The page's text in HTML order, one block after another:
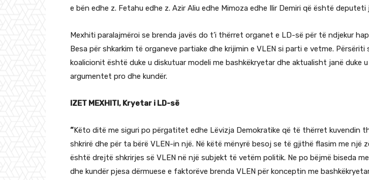
e bën edhe z. Fetahu edhe z. Azir Aliu edhe Mimoza edhe Ilir Demiri që është deputeti
Mexhiti paralajmëroi se brenda javës do t’i thërret organet e LD-së për të ndjekur
Besa për shkarkim të organeve partiake dhe krijimin e VLEN si parti e vetme. Përsëriti
koalicionit është duke u diskutuar modeli me bashkëkryetar dhe aktualisht janë duke
argumentet pro dhe kundër.
IZET MEXHITI, Kryetar i LD-së
“Këto ditë me siguri po përgatitet edhe Lëvizja Demokratike që të thërret kuvendin
shkrirë dhe për ta bërë VLEN-in një. Në këtë mënyrë besoj se të gjithë flasim me një
është drejtë shkrirjes së VLEN në një subjekt të vetëm politik. Ne po bëjmë biseda
dhe kundër pjesa dërmuese e faktorëve brenda VLEN për konceptin me